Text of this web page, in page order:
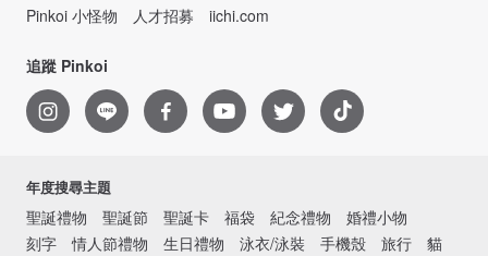
Pinkoi 小怪物
人才招募 iichi.com
追蹤 Pinkoi
年度搜尋主題
聖誕禮物 聖誕節 聖誕卡 福袋 紀念禮物
婚禮小物
刻字
情人節禮物 生日禮物 泳衣/泳裝 手機殼 旅行 貓